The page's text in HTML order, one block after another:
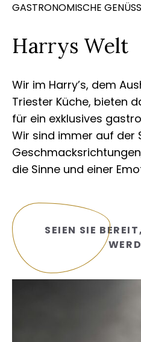
GASTRONOMISCHE
Harrys Welt
Wir im Harry’s, dem
Triester Küche, bieten
für ein exklusives
Wir sind immer auf der
die Sinne und einer
SEIEN SIE